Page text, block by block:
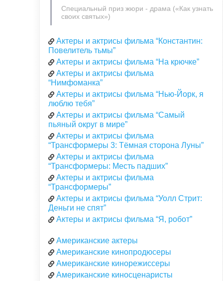
Специальный приз жюри - драма («Как узнать
своих святых»)
Актеры и актрисы фильма “Константин:
Повелитель тьмы”
Актеры и актрисы фильма “На крючке”
Актеры и актрисы фильма
“Нимфоманка”
Актеры и актрисы фильма “Нью-Йорк, я
люблю тебя”
Актеры и актрисы фильма “Самый
пьяный округ в мире”
Актеры и актрисы фильма
“Трансформеры 3: Тёмная сторона Луны”
Актеры и актрисы фильма
“Трансформеры: Месть падших”
Актеры и актрисы фильма
“Трансформеры”
Актеры и актрисы фильма “Уолл Стрит:
Деньги не спят”
Актеры и актрисы фильма “Я, робот”
Американские актеры
Американские кинопродюсеры
Американские кинорежиссеры
Американские киносценаристы